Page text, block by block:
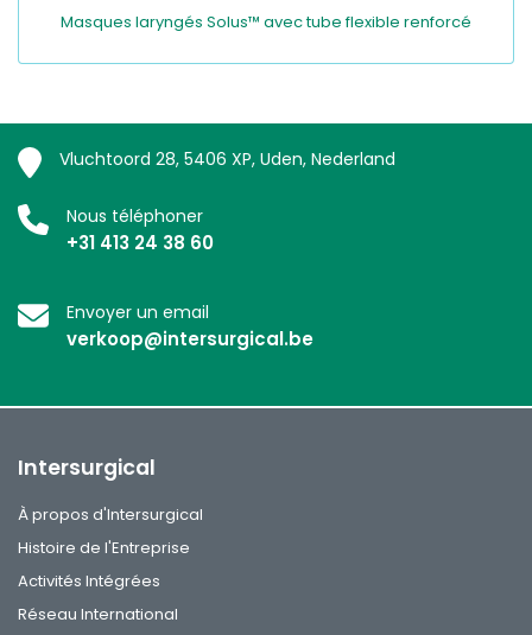
Masques laryngés Solus™ avec tube flexible renforcé
Vluchtoord 28, 5406 XP, Uden, Nederland
Nous téléphoner
+31 413 24 38 60
Envoyer un email
verkoop@intersurgical.be
Intersurgical
À propos d'Intersurgical
Histoire de l'Entreprise
Activités Intégrées
Réseau International